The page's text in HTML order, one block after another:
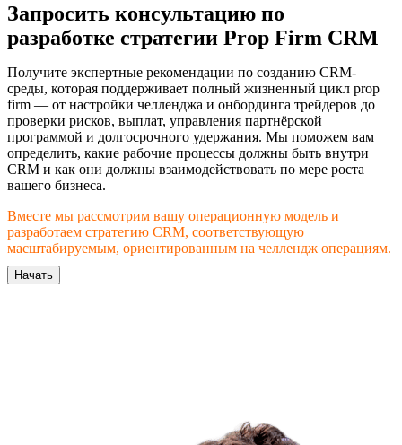
Запросить консультацию по
разработке стратегии Prop Firm CRM
Получите экспертные рекомендации по созданию CRM-
среды, которая поддерживает полный жизненный цикл prop
firm — от настройки челленджа и онбординга трейдеров до
проверки рисков, выплат, управления партнёрской
программой и долгосрочного удержания. Мы поможем вам
определить, какие рабочие процессы должны быть внутри
CRM и как они должны взаимодействовать по мере роста
вашего бизнеса.
Вместе мы рассмотрим вашу операционную модель и
разработаем стратегию CRM, соответствующую
масштабируемым, ориентированным на челлендж операциям.
Начать